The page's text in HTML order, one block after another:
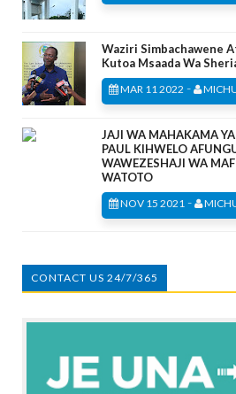
Waziri Simbachawene
Kutoa Msaada Wa
MAR 11 2022 -
JAJI WA MAHAKAMA
PAUL KIHWELO
WAWEZESHAJI WA
WATOTO
NOV 15 2021 -
CONTACT US 24/7/365